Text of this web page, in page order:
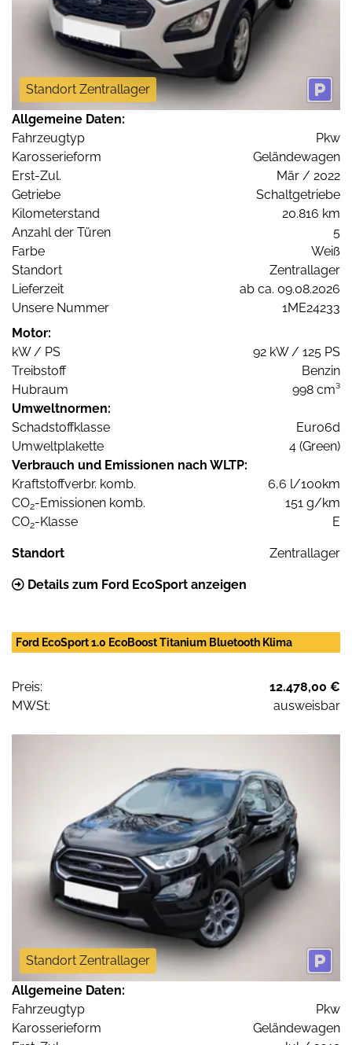
Standort Zentrallager
Allgemeine Daten:
Fahrzeugtyp
Pkw
Karosserieform
Geländewagen
Erst-Zul.
Mär / 2022
Getriebe
Schaltgetriebe
Kilometerstand
20.816 km
Anzahl der Türen
5
Farbe
Weiß
Standort
Zentrallager
Lieferzeit
ab ca. 09.08.2026
Unsere Nummer
1ME24233
Motor:
kW / PS
92 kW / 125 PS
Treibstoff
Benzin
Hubraum
998 cm³
Umweltnormen:
Schadstoffklasse
Euro6d
Umweltplakette
4 (Green)
Verbrauch und Emissionen nach WLTP:
Kraftstoffverbr. komb.
6,6 l/100km
CO2-Emissionen komb.
151 g/km
CO2-Klasse E
Standort Zentrallager
Details zum Ford EcoSport anzeigen
Ford EcoSport 1.0 EcoBoost Titanium Bluetooth Klima
Preis:
12.478,00 €
MWSt:
ausweisbar
Standort Zentrallager
Allgemeine Daten:
Fahrzeugtyp
Pkw
Karosserieform
Geländewagen